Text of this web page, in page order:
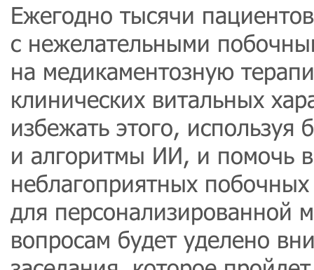
Ежегодно тысячи
с нежелательными
на медикаментозную
клинических витальных
избежать этого,
и алгоритмы ИИ, и помочь
неблагоприятных
для
вопросам будет уделено